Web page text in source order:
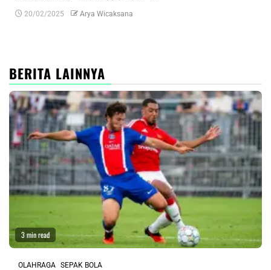
20/02/2025 Arya Wicaksana
BERITA LAINNYA
3 min read
OLAHRAGA SEPAK BOLA